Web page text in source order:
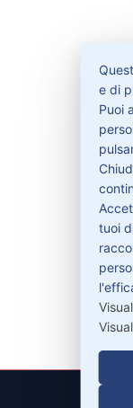
e di
Puoi
tuoi